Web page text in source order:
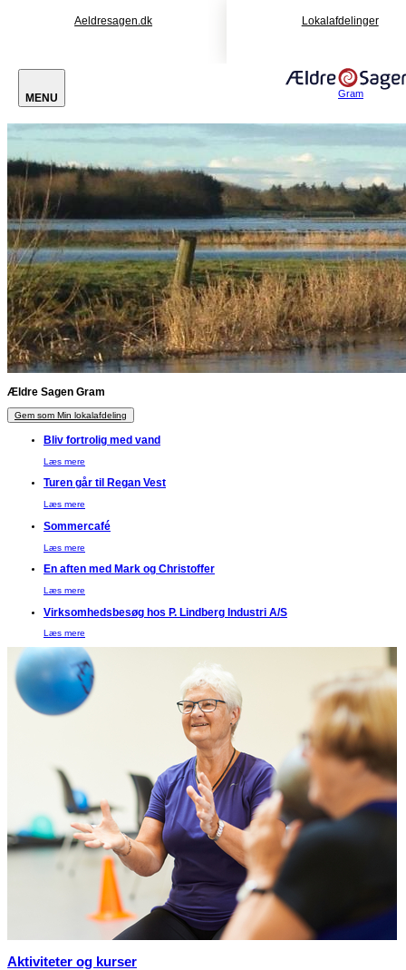
Aeldresagen.dk Lokalafdelinger
MENU Gram
Ældre Sagen Gram
Gem som Min lokalafdeling
Bliv fortrolig med vand
Læs mere
Turen går til Regan Vest
Læs mere
Sommercafé
Læs mere
En aften med Mark og Christoffer
Læs mere
Virksomhedsbesøg hos P. Lindberg Industri A/S
Læs mere
Aktiviteter og kurser